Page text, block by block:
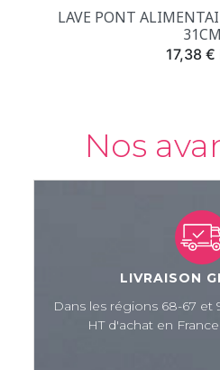
LAVE PONT
31CM
Prix
17,38 €
Nos
LIVRAISON
Dans les régions 68-67
HT d'achat en